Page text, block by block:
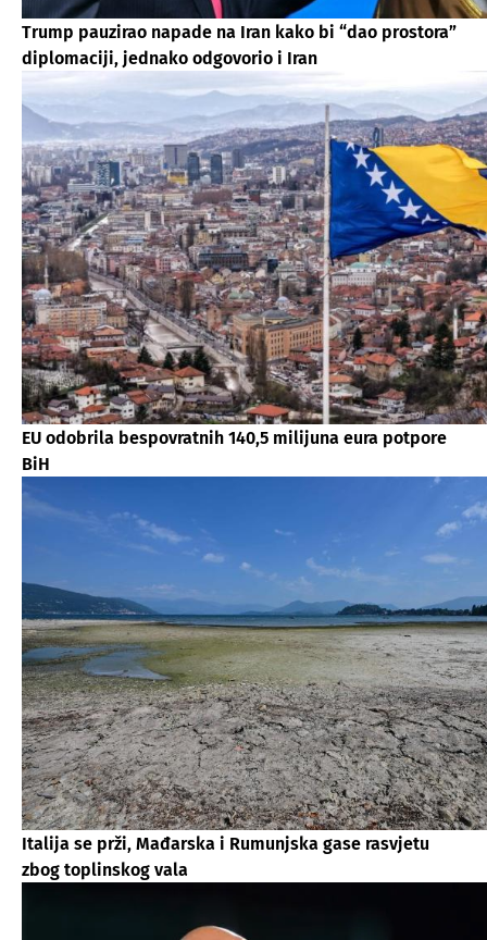
Trump pauzirao napade na Iran kako bi “dao prostora”
diplomaciji, jednako odgovorio i Iran
EU odobrila bespovratnih 140,5 milijuna eura potpore
BiH
Italija se prži, Mađarska i Rumunjska gase rasvjetu
zbog toplinskog vala